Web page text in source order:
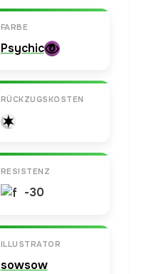
FARBE
Psychic
RÜCKZUGSKOSTEN
RESISTENZ
-30
ILLUSTRATOR
sowsow